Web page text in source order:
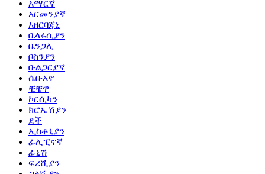
አማርኛ
አርመንያኛ
አዘርባጃኒ
ቤላሩሲያን
ቤንጋሊ
ቦስንያን
ቡልጋርያኛ
ሴቡአኖ
ቺቼዋ
ኮርሲካን
ክሮኤሽያን
ደች
ኢስቶኒያን
ፊሊፒኖኛ
ፊኒሽ
ፍሪሺያን